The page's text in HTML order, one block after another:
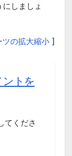
しましょ
ツの拡大縮小 ]
ントを
てくださ